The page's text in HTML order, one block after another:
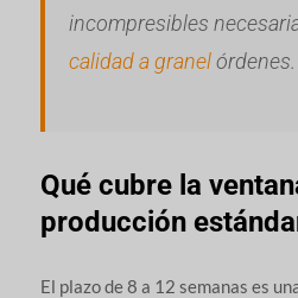
incompresibles
calidad a granelórdenes.
Qué cubre la
producción
El plazo de 8 a 12 semanas es